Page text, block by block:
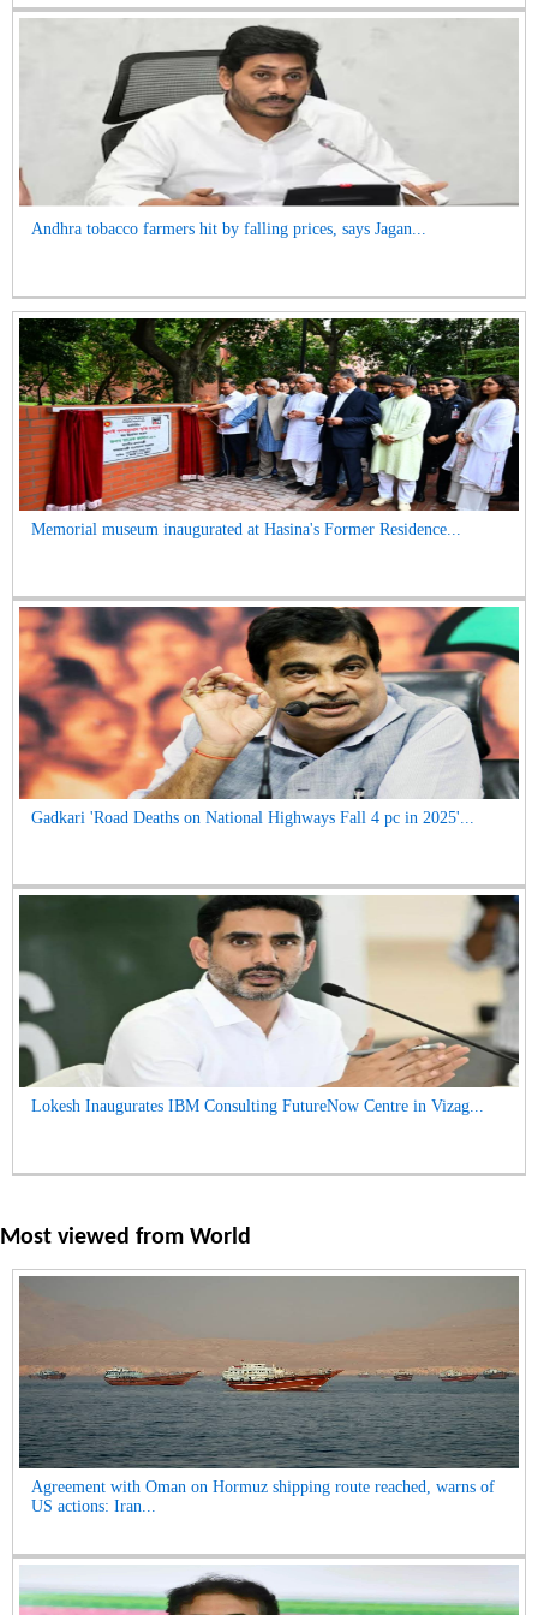
Andhra tobacco farmers hit by falling prices, says Jagan...
Memorial museum inaugurated at Hasina's Former Residence...
Gadkari 'Road Deaths on National Highways Fall 4 pc in 2025'...
Lokesh Inaugurates IBM Consulting FutureNow Centre in Vizag...
Most viewed from World
Agreement with Oman on Hormuz shipping route reached, warns of
US actions: Iran...